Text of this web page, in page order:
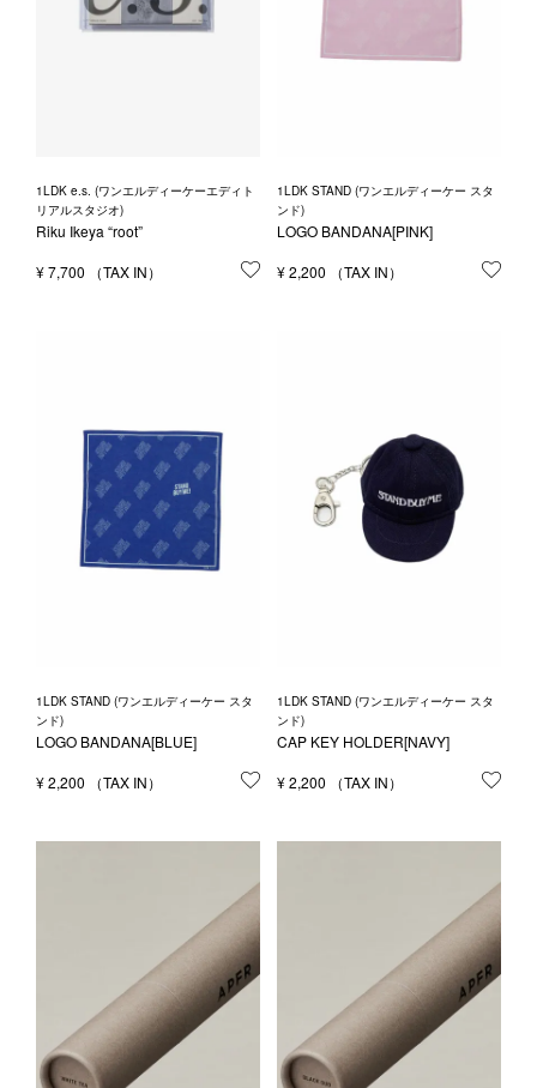
1LDK e.s. (ワンエルディーケーエディト
リアルスタジオ)
Riku Ikeya “root”
¥7,700 お気に入りに登録する
1LDK STAND (ワンエルディーケー スタ
ンド)
LOGO BANDANA[PINK]
¥2,200
1LDK STAND (ワンエルディーケー スタ
ンド)
LOGO BANDANA[BLUE]
¥2,200 お気に入りに登録する
1LDK STAND (ワンエルディーケー スタ
ンド)
CAP KEY HOLDER[NAVY]
¥2,200